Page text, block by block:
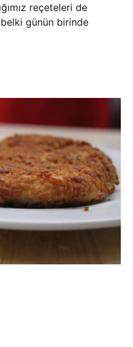
reçeteleri de
günün birinde